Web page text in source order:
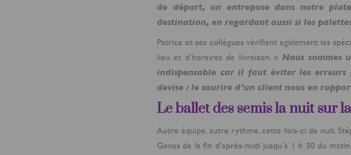
de départ, on entrepose dans notre
destination, en regardant aussi si les
Patrice et ses collègues vérifient également les
lieu et d’horaires de livraison. « Nous sommes
indispensable car il faut éviter les
devise : le sourire d’un client nous en
Le ballet des semis la nuit sur
Autre équipe, autre rythme, cette fois-ci de nuit.
Genas de la fin d’après-midi jusqu’à 1 h 30 du matin.